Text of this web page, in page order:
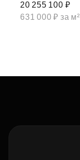
20 255 100 ₽
631 000 ₽ за м²